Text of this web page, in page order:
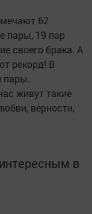
62
пары, 19 пар
своего брака. А
рекорд! В
пары.
живут такие
верности,
в